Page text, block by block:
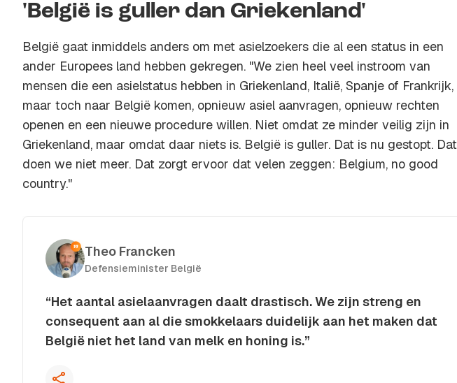
'België is guller dan Griekenland'
België gaat inmiddels anders om met asielzoekers die al een status in een
ander Europees land hebben gekregen. "We zien heel veel instroom van
mensen die een asielstatus hebben in Griekenland, Italië, Spanje of Frankrijk,
maar toch naar België komen, opnieuw asiel aanvragen, opnieuw rechten
openen en een nieuwe procedure willen. Niet omdat ze minder veilig zijn in
Griekenland, maar omdat daar niets is. België is guller. Dat is nu gestopt. Dat
doen we niet meer. Dat zorgt ervoor dat velen zeggen: Belgium, no good
country."
Theo Francken
Defensieminister België
“Het aantal asielaanvragen daalt drastisch. We zijn streng en
consequent aan al die smokkelaars duidelijk aan het maken dat
België niet het land van melk en honing is.”
Kopieer quote